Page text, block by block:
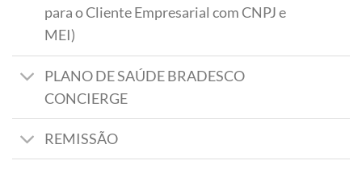
para o Cliente Empresarial com CNPJ e
MEI)
PLANO DE SAÚDE BRADESCO
CONCIERGE
REMISSÃO